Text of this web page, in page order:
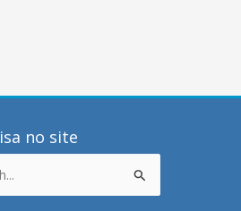
no site